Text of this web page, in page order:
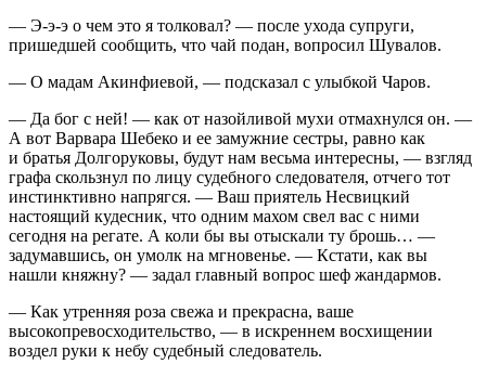
— Э-э-э о чем это я толковал? — после ухода супруги,
пришедшей сообщить, что чай подан, вопросил Шувалов.
— О мадам Акинфиевой, — подсказал с улыбкой Чаров.
— Да бог с ней! — как от назойливой мухи отмахнулся он. —
А вот Варвара Шебеко и ее замужние сестры, равно как
и братья Долгоруковы, будут нам весьма интересны, — взгляд
графа скользнул по лицу судебного следователя, отчего тот
инстинктивно напрягся. — Ваш приятель Несвицкий
настоящий кудесник, что одним махом свел вас с ними
сегодня на регате. А коли бы вы отыскали ту брошь… —
задумавшись, он умолк на мгновенье. — Кстати, как вы
нашли княжну? — задал главный вопрос шеф жандармов.
— Как утренняя роза свежа и прекрасна, ваше
высокопревосходительство, — в искреннем восхищении
воздел руки к небу судебный следователь.